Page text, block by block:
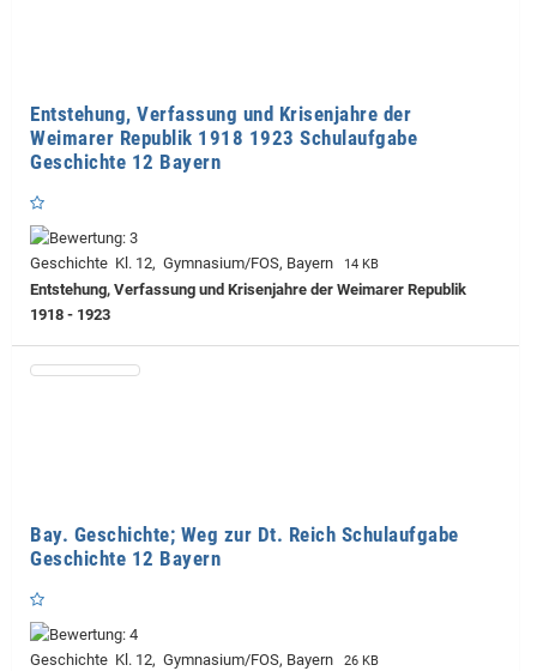
Entstehung, Verfassung und Krisenjahre der
Weimarer Republik 1918 1923 Schulaufgabe
Geschichte 12 Bayern
Geschichte Kl. 12, Gymnasium/FOS, Bayern 14 KB
Entstehung, Verfassung und Krisenjahre der Weimarer Republik
1918 - 1923
Bay. Geschichte; Weg zur Dt. Reich Schulaufgabe
Geschichte 12 Bayern
Geschichte Kl. 12, Gymnasium/FOS, Bayern 26 KB